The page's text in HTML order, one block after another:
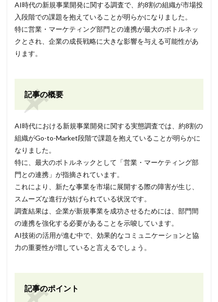
AI時代の新規事業開発に関する調査で、約8割の組織が市場投
入段階での課題を抱えていることが明らかになりました。
特に営業・マーケティング部門との連携が最大のボトルネッ
クとされ、企業の成長戦略に大きな影響を与える可能性があ
ります。
記事の概要
AI時代における新規事業開発に関する実態調査では、約8割の
組織がGo-to-Market段階で課題を抱えていることが明らかに
なりました。
特に、最大のボトルネックとして「営業・マーケティング部
門との連携」が指摘されています。
これにより、新たな事業を市場に展開する際の障害が生じ、
スムーズな進行が妨げられている状況です。
調査結果は、企業が新規事業を成功させるためには、部門間
の連携を強化する必要があることを示唆しています。
AI技術の活用が進む中で、効果的なコミュニケーションと協
力の重要性が増していると言えるでしょう。
記事のポイント